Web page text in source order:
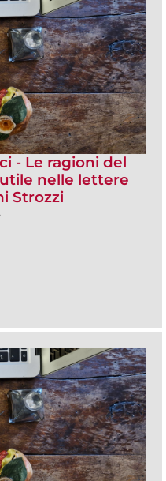
- Le ragioni del
nelle lettere
Strozzi